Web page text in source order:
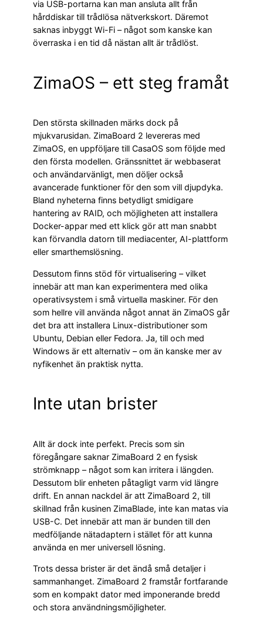
via USB-portarna kan man ansluta allt från
hårddiskar till trådlösa nätverkskort. Däremot
saknas inbyggt Wi-Fi – något som kanske kan
överraska i en tid då nästan allt är trådlöst.
ZimaOS – ett steg framåt
Den största skillnaden märks dock på
mjukvarusidan. ZimaBoard 2 levereras med
ZimaOS, en uppföljare till CasaOS som följde med
den första modellen. Gränssnittet är webbaserat
och användarvänligt, men döljer också
avancerade funktioner för den som vill djupdyka.
Bland nyheterna finns betydligt smidigare
hantering av RAID, och möjligheten att installera
Docker-appar med ett klick gör att man snabbt
kan förvandla datorn till mediacenter, AI-plattform
eller smarthemslösning.
Dessutom finns stöd för virtualisering – vilket
innebär att man kan experimentera med olika
operativsystem i små virtuella maskiner. För den
som hellre vill använda något annat än ZimaOS går
det bra att installera Linux-distributioner som
Ubuntu, Debian eller Fedora. Ja, till och med
Windows är ett alternativ – om än kanske mer av
nyfikenhet än praktisk nytta.
Inte utan brister
Allt är dock inte perfekt. Precis som sin
föregångare saknar ZimaBoard 2 en fysisk
strömknapp – något som kan irritera i längden.
Dessutom blir enheten påtagligt varm vid längre
drift. En annan nackdel är att ZimaBoard 2, till
skillnad från kusinen ZimaBlade, inte kan matas via
USB-C. Det innebär att man är bunden till den
medföljande nätadaptern i stället för att kunna
använda en mer universell lösning.
Trots dessa brister är det ändå små detaljer i
sammanhanget. ZimaBoard 2 framstår fortfarande
som en kompakt dator med imponerande bredd
och stora användningsmöjligheter.